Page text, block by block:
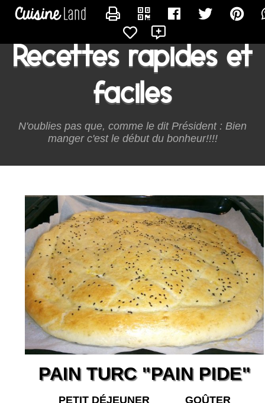
Recettes rapides et
faciles
N'oublies pas que, comme le dit Président : Bien
manger c'est le début du bonheur!!!!
PAIN TURC "PAIN PIDE"
PETIT DÉJEUNER
GOÛTER
CONTACTER ONMANGEQUOICESOIR